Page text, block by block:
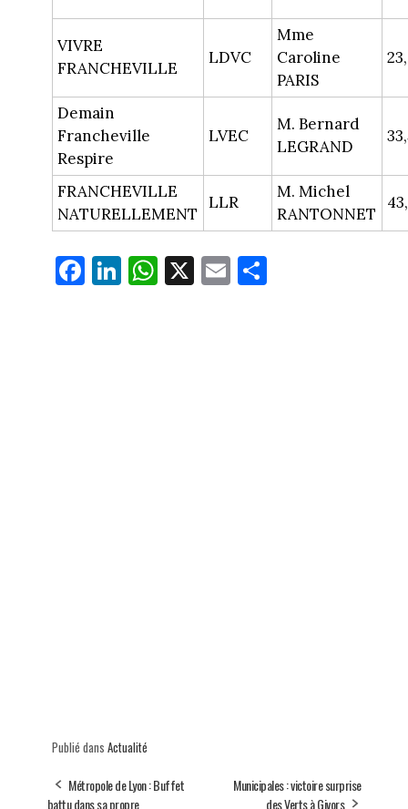
VIVRE
FRANCHEVILLE
LDVC
Mme
Caroline
PARIS
Demain
Francheville
Respire
LVEC
M. Bernard
LEGRAND
FRANCHEVILLE
NATURELLEMENT
LLR
M. Michel
RANTONNET
Fa
ce
Li
nk
W
ha
X E
m
Pa
rt
Publié dans Actualité
Métropole de Lyon : Buffet
battu dans sa propre
Municipales : victoire surprise
des Verts à Givors